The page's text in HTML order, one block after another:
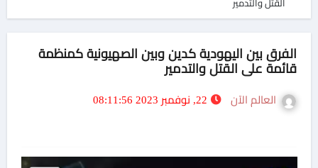
القتل والتدمير
الفرق بين اليهودية كدين وبين الصهيونية كمنظمة
قائمة على القتل والتدمير
العالم الآن